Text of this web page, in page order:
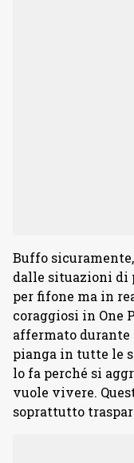
Buffo
dalle situazioni di
per fifone ma in
coraggiosi in One
affermato durante
pianga in tutte le
lo fa perché si
vuole vivere.
soprattutto